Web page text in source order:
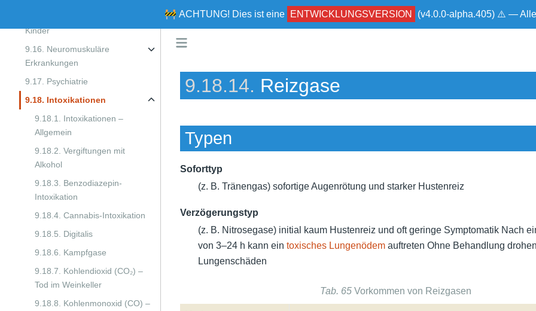
🚧 ACHTUNG! Dies ist eine ENTWICKLUNGSVERSION (v4.0.0-alpha.405) ⚠ —
Kinder
9.16. Neuromuskuläre
Erkrankungen
9.17. Psychiatrie
9.18. Intoxikationen
9.18.1. Intoxikationen –
Allgemein
9.18.2. Vergiftungen mit
Alkohol
9.18.3. Benzodiazepin-
Intoxikation
9.18.4. Cannabis-Intoxikation
9.18.5. Digitalis
9.18.6. Kampfgase
9.18.7. Kohlendioxid (CO₂) –
Tod im Weinkeller
9.18.8. Kohlenmonoxid (CO) –
9.18.14. Reizgase
Typen
Soforttyp
(z. B. Tränengas) sofortige Augenrötung und starker Hustenreiz
Verzögerungstyp
(z. B. Nitrosegase) initial kaum Hustenreiz und oft geringe Symptomatik Nach
von 3–24 h kann ein toxisches Lungenödemauftreten Ohne Behandlung
Lungenschäden
Tab. 65Vorkommen von Reizgasen